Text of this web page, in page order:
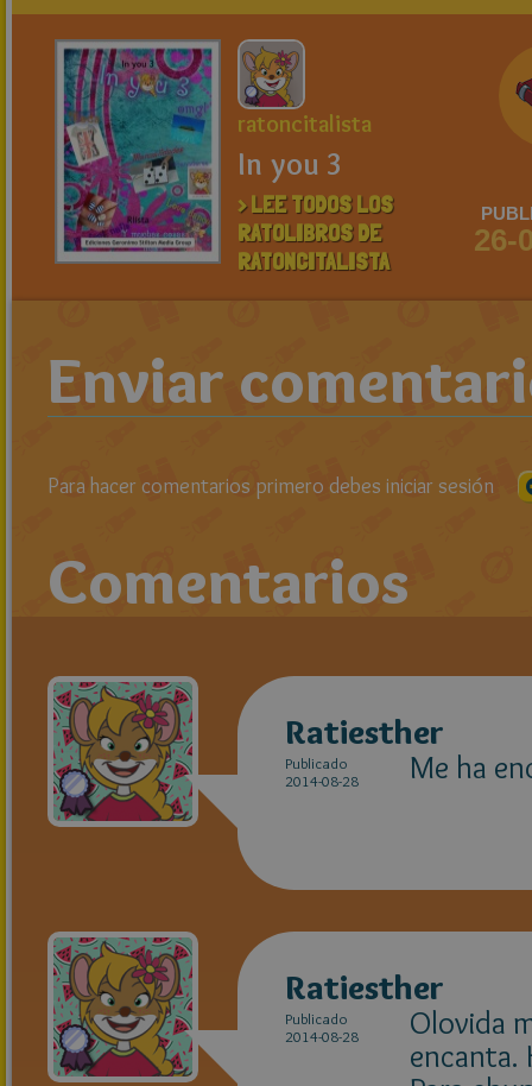
ratoncitalista
In you 3
> LEE TODOS LOS
RATOLIBROS DE
RATONCITALISTA
26-
Enviar
Para hacer comentarios primero debes iniciar sesión
Comentarios
Ratiesther
Publicado
2014-08-28
Me ha
Ratiesther
Publicado
2014-08-28
Olovida
encanta.